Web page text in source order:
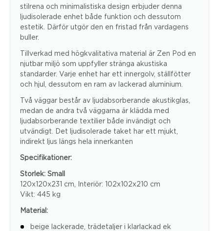
stilrena och minimalistiska design erbjuder denna
ljudisolerade enhet både funktion och dessutom
estetik. Därför utgör den en fristad från vardagens
buller.
Tillverkad med högkvalitativa material är Zen Pod en
njutbar miljö som uppfyller stränga akustiska
standarder. Varje enhet har ett innergolv, ställfötter
och hjul, dessutom en ram av lackerad aluminium.
Två väggar består av ljudabsorberande akustikglas,
medan de andra två väggarna är klädda med
ljudabsorberande textilier både invändigt och
utvändigt. Det ljudisolerade taket har ett mjukt,
indirekt ljus längs hela innerkanten
Specifikationer:
Storlek: Small
120x120x231 cm, Interiör: 102x102x210 cm
Vikt: 445 kg
Material:
beige lackerade, trädetaljer i klarlackad ek